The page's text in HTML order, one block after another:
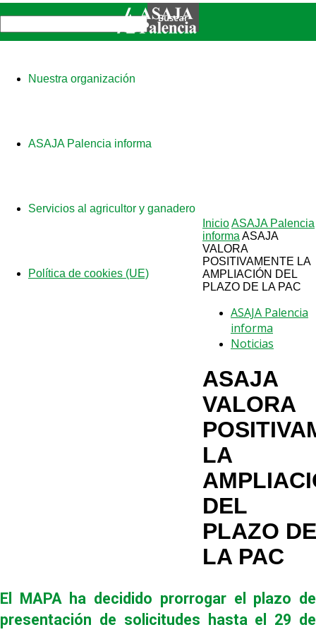
Nuestra organización
ASAJA Palencia informa
Servicios al agricultor y ganadero
Política de cookies (UE)
InicioASAJA Palencia
informa ASAJA
VALORA
POSITIVAMENTE LA
AMPLIACIÓN DEL
PLAZO DE LA PAC
ASAJA Palencia
informa
Noticias
ASAJA
VALORA
LA
DEL
PLAZO DE
LA PAC
El MAPA ha decidido prorrogar el plazo de
presentación de solicitudes hasta el 29 de